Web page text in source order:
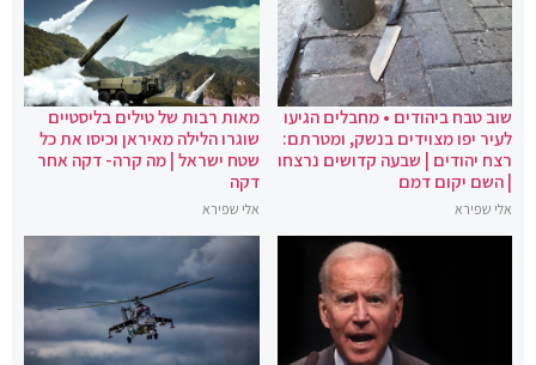
שוב טבח ביהודים • מחבלים הגיעו
לעיר יפו מצוידים בנשק, ומטרתם:
רצח יהודים | שבעה קדושים נרצחו
| השם יקום דמם
אלי שפירא
מאות רבות של טילים בליסטיים
שוגרו הלילה מאיראן וכיסו את כל
שטח ישראל | מה קרה- דקה אחר
דקה
אלי שפירא